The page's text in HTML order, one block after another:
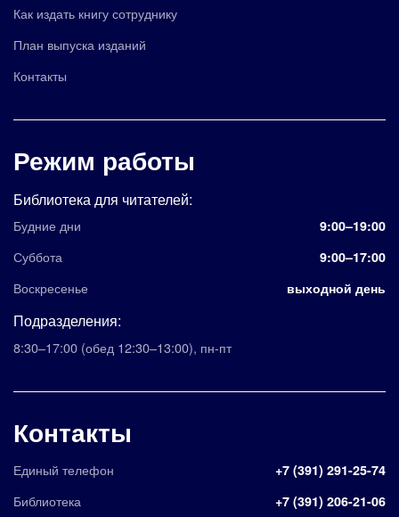
Как издать книгу сотруднику
План выпуска изданий
Контакты
Режим работы
Библиотека для читателей:
Будние дни 9:00–19:00
Суббота 9:00–17:00
Воскресенье выходной день
Подразделения:
8:30–17:00 (обед 12:30–13:00), пн-пт
Контакты
Единый телефон +7 (391) 291-25-74
Библиотека +7 (391) 206-21-06